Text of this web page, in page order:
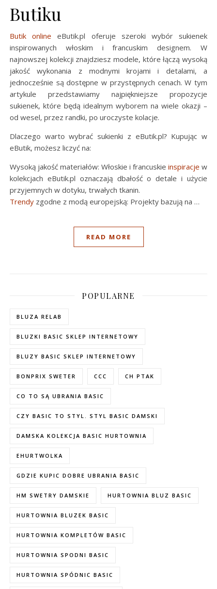
Butiku
Butik online eButik.pl oferuje szeroki wybór sukienek
inspirowanych włoskim i francuskim designem. W
najnowszej kolekcji znajdziesz modele, które łączą wysoką
jakość wykonania z modnymi krojami i detalami, a
jednocześnie są dostępne w przystępnych cenach. W tym
artykule przedstawiamy najpiękniejsze propozycje
sukienek, które będą idealnym wyborem na wiele okazji –
od wesel, przez randki, po uroczyste kolacje.
Dlaczego warto wybrać sukienki z eButik.pl? Kupując w
eButik, możesz liczyć na:
Wysoką jakość materiałów: Włoskie i francuskie inspiracje w
kolekcjach eButik.pl oznaczają dbałość o detale i użycie
przyjemnych w dotyku, trwałych tkanin.
Trendy zgodne z modą europejską: Projekty bazują na …
READ MORE
POPULARNE
BLUZA RELAB
BLUZKI BASIC SKLEP INTERNETOWY
BLUZY BASIC SKLEP INTERNETOWY
BONPRIX SWETER CCC CH PTAK
CO TO SĄ UBRANIA BASIC
CZY BASIC TO STYL. STYL BASIC DAMSKI
DAMSKA KOLEKCJA BASIC HURTOWNIA
EHURTWOLKA
GDZIE KUPIC DOBRE UBRANIA BASIC
HM SWETRY DAMSKIE HURTOWNIA BLUZ BASIC
HURTOWNIA BLUZEK BASIC
HURTOWNIA KOMPLETÓW BASIC
HURTOWNIA SPODNI BASIC
HURTOWNIA SPÓDNIC BASIC